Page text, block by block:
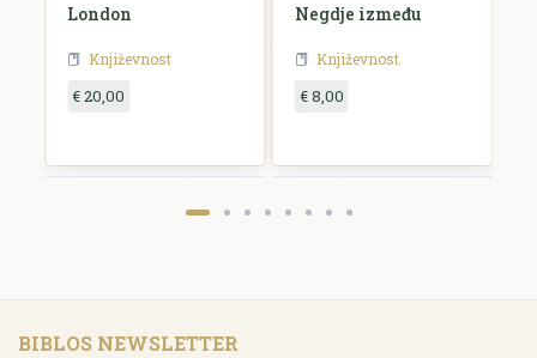
London
Književnost
€ 20,00
Negdje između
Književnost
€ 8,00
BIBLOS NEWSLETTER